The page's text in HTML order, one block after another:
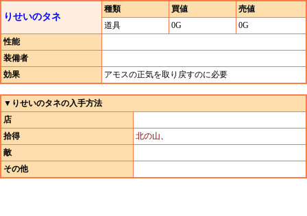
りせいのタネ
種類 買値
売値
道具
0G
0G
性能
装備者
効果
アモスの正気を取り戻すのに必要
▼りせいのタネの入手方法
店
拾得
北の山、
敵
その他